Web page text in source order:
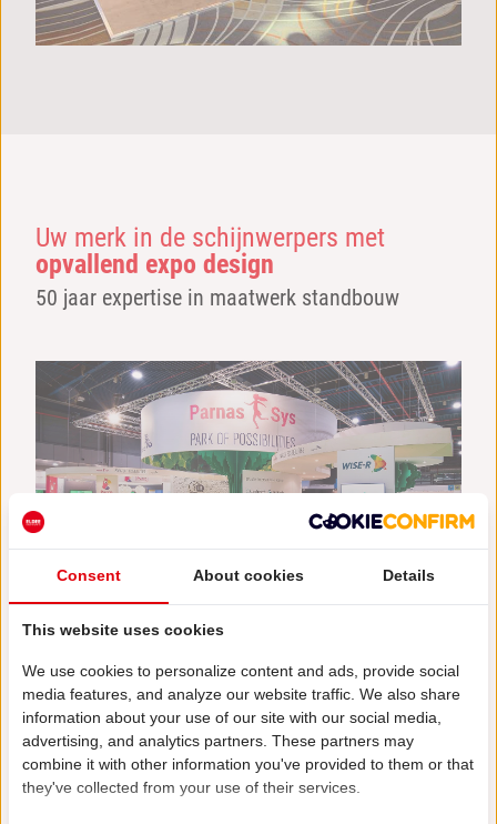
Uw merk in de schijnwerpers met
opvallend expo design
50 jaar expertise in maatwerk standbouw
Maatwerk stand voor ParnasSys
ONTDEK MEER
Consent About cookies Details
This website uses cookies
We use cookies to personalize content and ads, provide social
media features, and analyze our website traffic. We also share
information about your use of our site with our social media,
advertising, and analytics partners. These partners may
combine it with other information you've provided to them or that
they've collected from your use of their services.